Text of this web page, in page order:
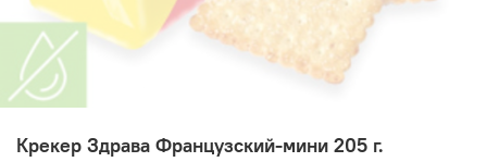
Крекер Здрава Французский-мини 205 г.